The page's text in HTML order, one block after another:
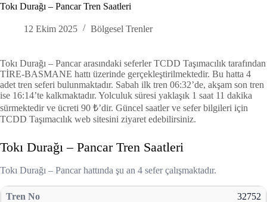
Tokı Durağı – Pancar Tren Saatleri
12 Ekim 2025 Bölgesel Trenler
Tokı Durağı – Pancar arasındaki seferler TCDD Taşımacılık tarafından
TİRE-BASMANE hattı üzerinde gerçekleştirilmektedir. Bu hatta 4
adet tren seferi bulunmaktadır. Sabah ilk tren 06:32’de, akşam son tren
ise 16:14’te kalkmaktadır. Yolculuk süresi yaklaşık 1 saat 11 dakika
sürmektedir ve ücreti 90 ₺’dir. Güncel saatler ve sefer bilgileri için
TCDD Taşımacılık web sitesini ziyaret edebilirsiniz.
Tokı Durağı – Pancar Tren Saatleri
Tokı Durağı – Pancar hattında şu an 4 sefer çalışmaktadır.
32752